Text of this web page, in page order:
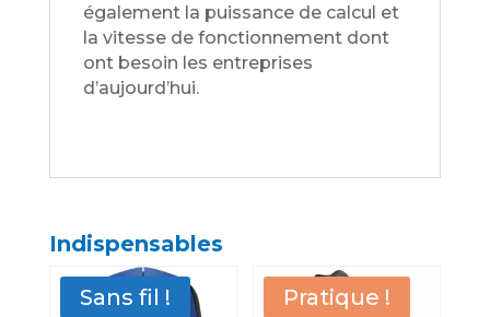
également la puissance de calcul et
la vitesse de fonctionnement dont
ont besoin les entreprises
d’aujourd’hui.
Indispensables
Sans fil ! Pratique !